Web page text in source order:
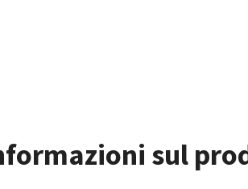
sul